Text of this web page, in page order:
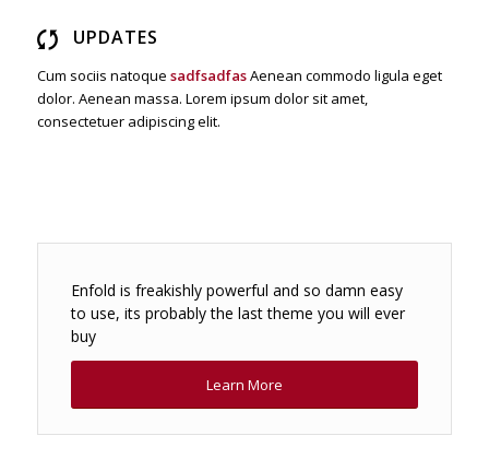
UPDATES
Cum sociis natoque sadfsadfasAenean commodo ligula eget
dolor. Aenean massa. Lorem ipsum dolor sit amet,
consectetuer adipiscing elit.
Enfold is freakishly powerful and so damn easy
to use, its probably the last theme you will ever
buy
Learn More